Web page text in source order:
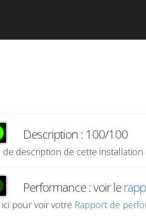
Description : 100/100
de description de cette
Performance : voir le
ici pour voir votre Rapport de